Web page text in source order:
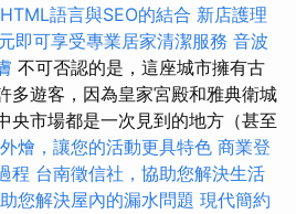
HTML語言與SEO的結合 新店護理
即可享受專業居家清潔服務 音波
不可否認的是，這座城市擁有古
多遊客，因為皇家宮殿和雅典衛城
央市場都是一次見到的地方（甚至
燴，讓您的活動更具特色 商業登
程 台南徵信社，協助您解決生活
您解決屋內的漏水問題 現代簡約